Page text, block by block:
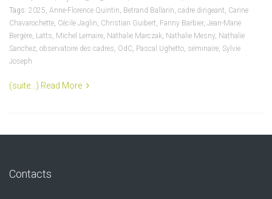
Tags: 2025, Anne-Florence Quintin, Betrand Ballarin, cadre dirigeant, Carine
Chavarochette, Cécile Jaglin, Christian Guibert, Fanny Barbier, Jean-Marie
Bergère, Latts, Michel Lemaire, Nathalie Marczak, Nathalie Mesny, Nathalie
Sanchez, observatoire des cadres, OdC, Pascal Ughetto, séminaire, Sylvie
Joseph
(suite…) Read More
Contacts